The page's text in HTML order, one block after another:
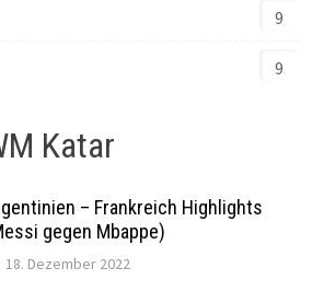
9
9
Katar
– Frankreich Highlights
gegen Mbappe)
18. Dezember 2022